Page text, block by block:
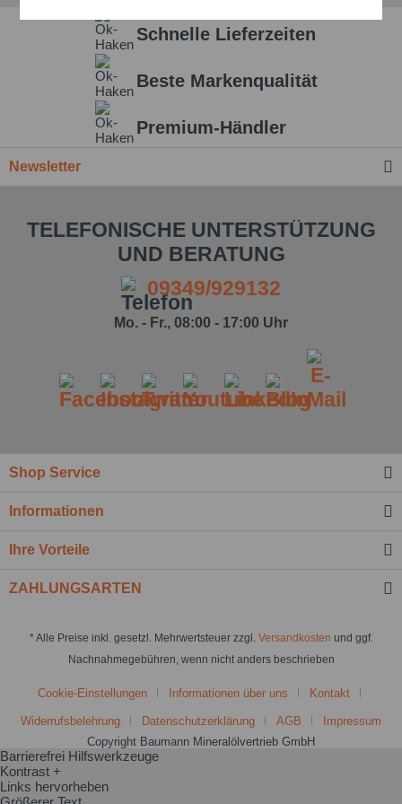
Schnelle Lieferzeiten
Beste Markenqualität
Premium-Händler
Newsletter
TELEFONISCHE UNTERSTÜTZUNG
UND BERATUNG
09349/929132
Mo. - Fr., 08:00 - 17:00 Uhr
Shop Service
Informationen
Ihre Vorteile
ZAHLUNGSARTEN
* Alle Preise inkl. gesetzl. Mehrwertsteuer zzgl. Versandkosten und ggf.
Nachnahmegebühren, wenn nicht anders beschrieben
Cookie-Einstellungen Informationen über uns Kontakt
Widerrufsbelehrung Datenschutzerklärung AGB
Impressum
Copyright Baumann Mineralölvertrieb GmbH
Barrierefrei Hilfswerkzeuge
Kontrast +
Links hervorheben